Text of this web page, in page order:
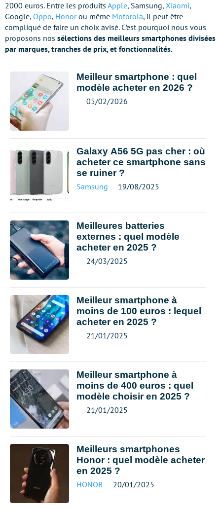
2000 euros. Entre les produits Apple, Samsung, Xiaomi,
Google, Oppo, Honorou même Motorola, il peut être
compliqué de faire un choix avisé. C’est pourquoi nous vous
proposons nos sélections des meilleurs smartphones divisées
par marques, tranches de prix, et fonctionnalités.
Meilleur smartphone : quel
modèle acheter en 2026 ?
05/02/2026
Galaxy A56 5G pas cher : où
acheter ce smartphone sans
se ruiner ?
Samsung 19/08/2025
Meilleures batteries
externes : quel modèle
acheter en 2025 ?
24/03/2025
Meilleur smartphone à
moins de 100 euros : lequel
acheter en 2025 ?
21/01/2025
Meilleur smartphone à
moins de 400 euros : quel
modèle choisir en 2025 ?
21/01/2025
Meilleurs smartphones
Honor : quel modèle acheter
en 2025 ?
HONOR 20/01/2025